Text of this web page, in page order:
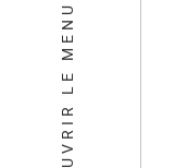
OUVRIR LE MENU